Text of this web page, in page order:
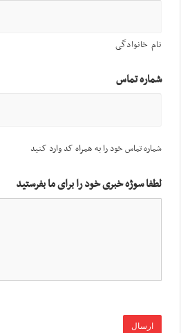
نام خانوادگی
شماره تماس
شماره تماس خود را به همراه کد وارد کنید
لطفا سوژه خبری خود را برای ما بفرستید